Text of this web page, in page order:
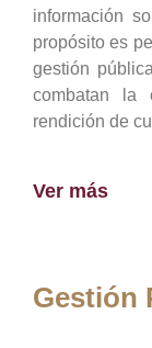
información
propósito es
gestión
combatan la
rendición de
Ver más
Gestión